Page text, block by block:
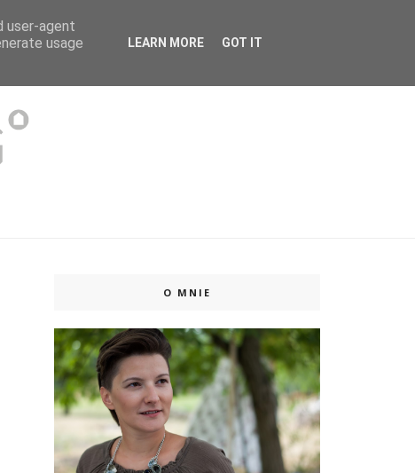
ISSUU
O MNIE
user-agent
usage
LEARN MORE GOT IT